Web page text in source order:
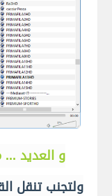
و العديد ...
ولتجنب تنقل